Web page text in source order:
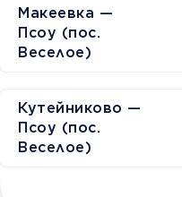
Макеевка —
Псоу (пос.
Веселое)
Кутейниково —
Псоу (пос.
Веселое)